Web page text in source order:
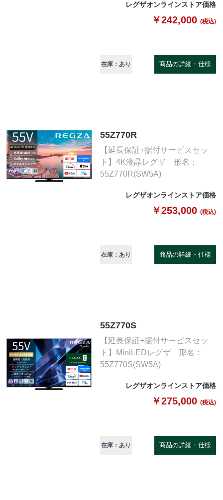
レグザオンラインストア価格
￥242,000 (税込)
在庫：あり 商品の詳細・仕様
55Z770R
【延長保証+据付サービスセッ
ト】4K液晶レグザ 形名：
55Z770R(SW5A)
レグザオンラインストア価格
￥253,000 (税込)
在庫：あり 商品の詳細・仕様
55Z770S
【延長保証+据付サービスセッ
ト】MiniLEDレグザ 形名：
55Z770S(SW5A)
レグザオンラインストア価格
￥275,000 (税込)
在庫：あり 商品の詳細・仕様